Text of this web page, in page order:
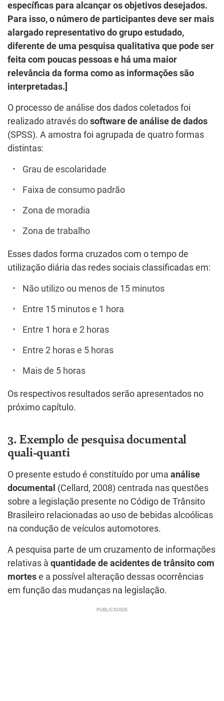
específicas para alcançar os objetivos desejados.
Para isso, o número de participantes deve ser mais
alargado representativo do grupo estudado,
diferente de uma pesquisa qualitativa que pode ser
feita com poucas pessoas e há uma maior
relevância da forma como as informações são
interpretadas.]
O processo de análise dos dados coletados foi
realizado através do software de análise de dados
(SPSS). A amostra foi agrupada de quatro formas
distintas:
Grau de escolaridade
Faixa de consumo padrão
Zona de moradia
Zona de trabalho
Esses dados forma cruzados com o tempo de
utilização diária das redes sociais classificadas em:
Não utilizo ou menos de 15 minutos
Entre 15 minutos e 1 hora
Entre 1 hora e 2 horas
Entre 2 horas e 5 horas
Mais de 5 horas
Os respectivos resultados serão apresentados no
próximo capítulo.
3. Exemplo de pesquisa documental
quali-quanti
O presente estudo é constituído por uma análise
documental (Cellard, 2008) centrada nas questões
sobre a legislação presente no Código de Trânsito
Brasileiro relacionadas ao uso de bebidas alcoólicas
na condução de veículos automotores.
A pesquisa parte de um cruzamento de informações
relativas à quantidade de acidentes de trânsito com
mortes e a possível alteração dessas ocorrências
em função das mudanças na legislação.